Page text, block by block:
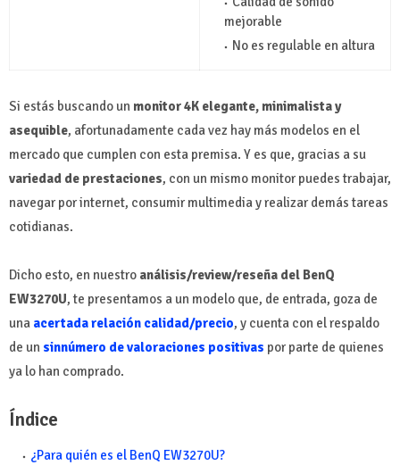
mejorable
No es regulable en altura
Si estás buscando un monitor 4K elegante, minimalista y
asequible, afortunadamente cada vez hay más modelos en el
mercado que cumplen con esta premisa. Y es que, gracias a su
variedad de prestaciones, con un mismo monitor puedes trabajar,
navegar por internet, consumir multimedia y realizar demás tareas
cotidianas.
Dicho esto, en nuestro análisis/review/reseña del BenQ
EW3270U, te presentamos a un modelo que, de entrada, goza de
una acertada relación calidad/precio, y cuenta con el respaldo
de un sinnúmero de valoraciones positivas por parte de quienes
ya lo han comprado.
Índice
¿Para quién es el BenQ EW3270U?